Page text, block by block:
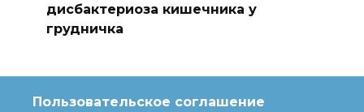
дисбактериоза кишечника у
грудничка
Пользовательское соглашение